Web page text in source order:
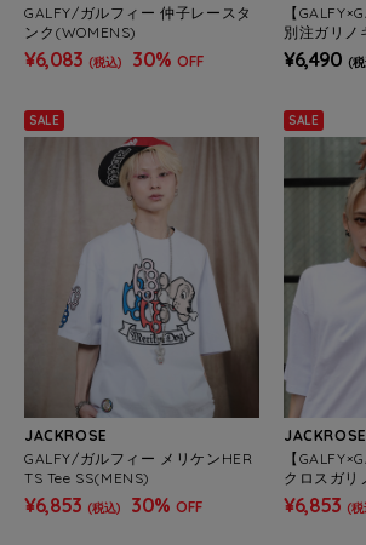
GALFY/ガルフィー 仲子レースタ
ンク(WOMENS)
¥6,083 (税込) 30% OFF
【
別注ガリノ
¥6,490 (
SALE
JACKROSE
GALFY/ガルフィー メリケンHER
TS Tee SS(MENS)
¥6,853 (税込) 30% OFF
SALE
JACKROSE
【
クロスガリ
S/WOMENS)
¥6,853 (税